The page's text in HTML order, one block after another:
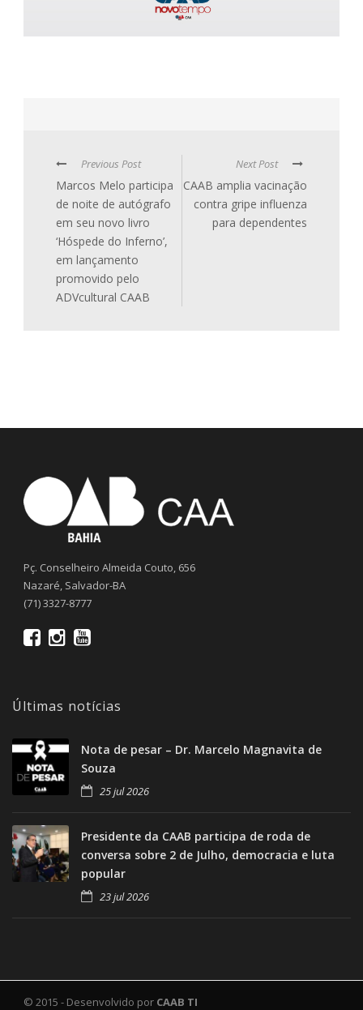
Previous Post
Marcos Melo participa
de noite de autógrafo
em seu novo livro
‘Hóspede do Inferno’,
em lançamento
promovido pelo
ADVcultural CAAB
Next Post
CAAB amplia vacinação
contra gripe influenza
para dependentes
Pç. Conselheiro Almeida Couto, 656
Nazaré, Salvador-BA
(71) 3327-8777
Últimas notícias
Nota de pesar – Dr. Marcelo Magnavita de
Souza
25 jul 2026
Presidente da CAAB participa de roda de
conversa sobre 2 de Julho, democracia e luta
popular
23 jul 2026
© 2015 - Desenvolvido por CAAB TI